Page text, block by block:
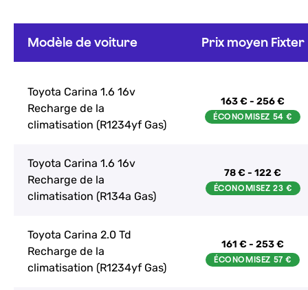
Modèle de voiture Prix moyen Fixter
Toyota Carina 1.6 16v
Recharge de la
climatisation (R1234yf Gas)
163 € - 256 €
Toyota Carina 1.6 16v
Recharge de la
climatisation (R134a Gas)
78 € - 122 €
Toyota Carina 2.0 Td
Recharge de la
climatisation (R1234yf Gas)
161 € - 253 €